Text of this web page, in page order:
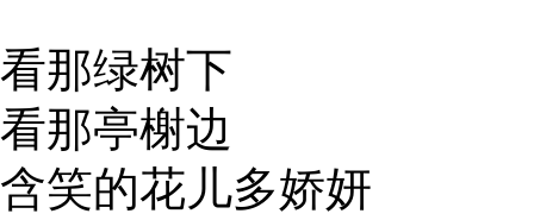
看那绿树下
看那亭榭边
含笑的花儿多娇妍